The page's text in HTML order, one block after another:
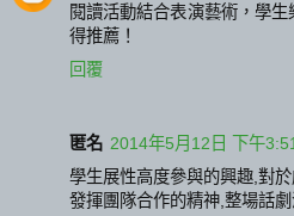
閱讀活動結合表演藝術，學
得推薦！
回覆
匿名 2014年5月12日 下午3:51
學生展性高度參與的興趣,對
發揮團隊合作的精神,整場話